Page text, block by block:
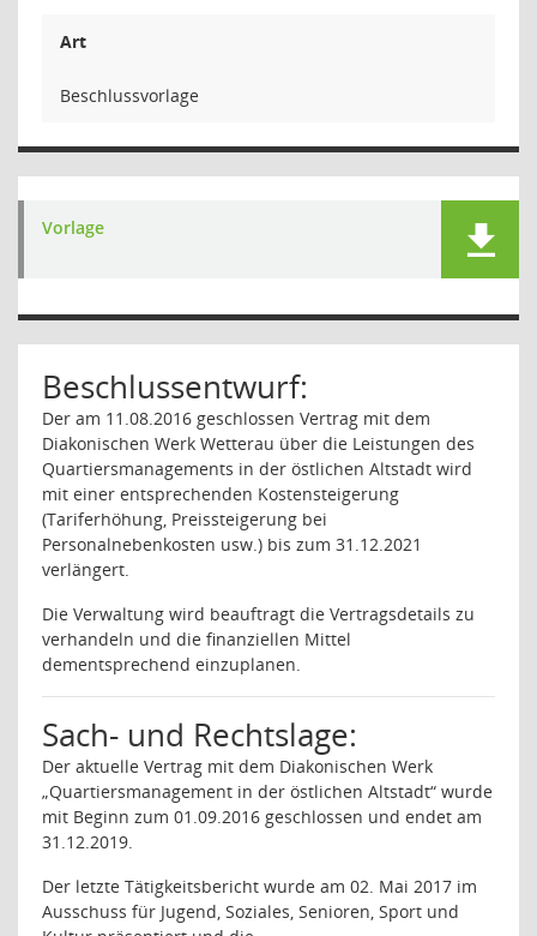
Art
Beschlussvorlage
Vorlage
Beschlussentwurf:
Der am 11.08.2016 geschlossen Vertrag mit dem
Diakonischen Werk Wetterau über die Leistungen des
Quartiersmanagements in der östlichen Altstadt wird
mit einer entsprechenden Kostensteigerung
(Tariferhöhung, Preissteigerung bei
Personalnebenkosten usw.) bis zum 31.12.2021
verlängert.
Die Verwaltung wird beauftragt die Vertragsdetails zu
verhandeln und die finanziellen Mittel
dementsprechend einzuplanen.
Sach- und Rechtslage:
Der aktuelle Vertrag mit dem Diakonischen Werk
„Quartiersmanagement in der östlichen Altstadt“ wurde
mit Beginn zum 01.09.2016 geschlossen und endet am
31.12.2019.
Der letzte Tätigkeitsbericht wurde am 02. Mai 2017 im
Ausschuss für Jugend, Soziales, Senioren, Sport und